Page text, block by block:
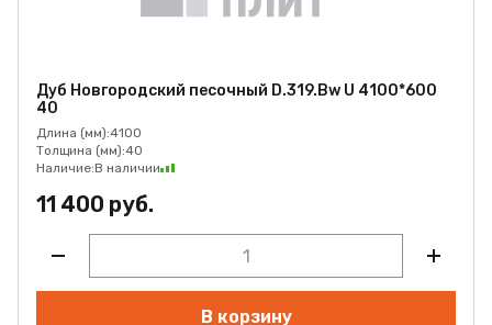
Дуб Новгородский песочный D.319.Bw U 4100*600
40
Длина (мм):4100
Толщина (мм):40
Наличие:В наличии
11 400 руб.
В корзину